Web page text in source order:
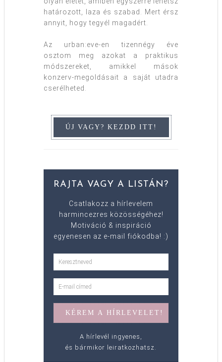
határozott, laza és szabad. Mert érsz
annyit, hogy tegyél magadért.
Az urban:eve-en tizennégy éve
osztom meg azokat a praktikus
módszereket, amikkel mások
konzerv-megoldásait a saját utadra
cserélheted.
RAJTA VAGY A LISTÁN?
Csatlakozz a hírlevelem
harmincezres közösségéhez!
Motiváció & inspiráció
egyenesen az e-mail fiókodba! :)
A hírlevél ingyenes,
és bármikor leiratkozhatsz.